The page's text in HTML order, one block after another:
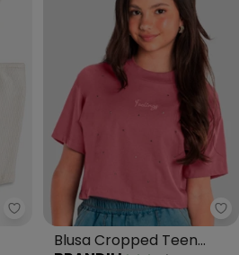
I Am - Top Off White com
Blusa Cropped Teen